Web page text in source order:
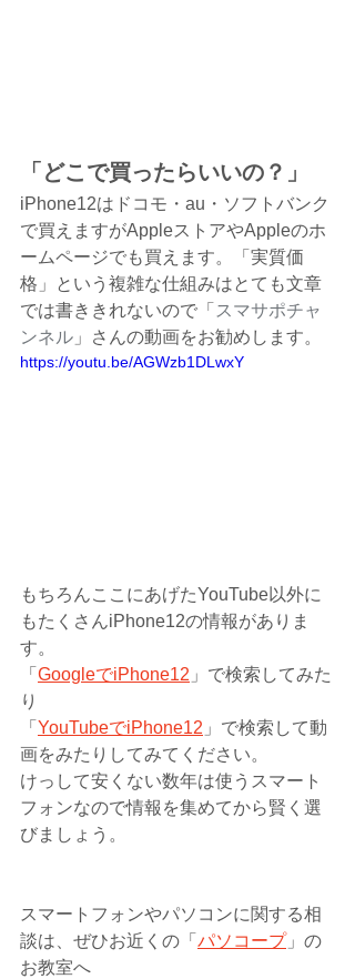
「どこで買ったらいいの？」
iPhone12はドコモ・au・ソフトバンク
で買えますがAppleストアやAppleのホ
ームページでも買えます。「実質価
格」という複雑な仕組みはとても文章
では書ききれないので「 スマサポチャ
ンネル 」さんの動画をお勧めします。
https://youtu.be/AGWzb1DLwxY
もちろんここにあげたYouTube以外に
もたくさんiPhone12の情報がありま
す。
「 GoogleでiPhone12 」で検索してみた
り
「 YouTubeでiPhone12 」で検索して動
画をみたりしてみてください。
けっして安くない数年は使うスマート
フォンなので情報を集めてから賢く選
びましょう。
スマートフォンやパソコンに関する相
談は、ぜひお近くの「 パソコープ」の
お教室へ